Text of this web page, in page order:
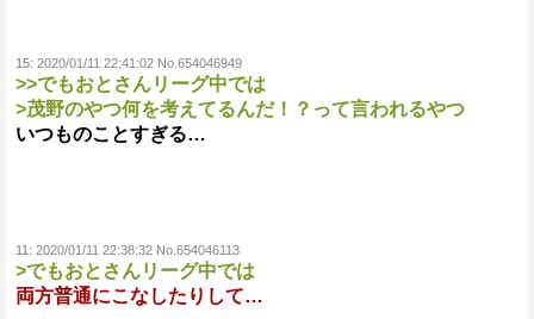
15: 2020/01/11 22:41:02 No.654046949
>>でもおとさんリーグ中では
>茂野のやつ何を考えてるんだ！？って言われるやつ
いつものことすぎる…
11: 2020/01/11 22:38:32 No.654046113
>でもおとさんリーグ中では
両方普通にこなしたりして…